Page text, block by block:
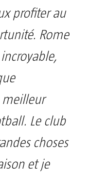
profiter au
Rome
meilleur
Le club
choses
et je